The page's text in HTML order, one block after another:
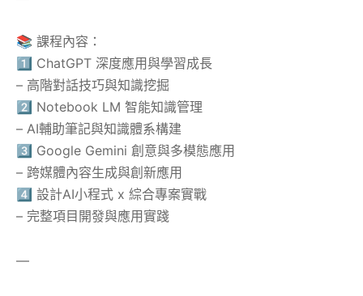
📚 課程內容：
1️⃣ ChatGPT 深度應用與學習成長
– 高階對話技巧與知識挖掘
2️⃣ Notebook LM 智能知識管理
– AI輔助筆記與知識體系構建
3️⃣ Google Gemini 創意與多模態應用
– 跨媒體內容生成與創新應用
4️⃣ 設計AI小程式 x 綜合專案實戰
– 完整項目開發與應用實踐
—